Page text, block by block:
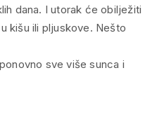
dana. I utorak će obilježiti
kišu ili pljuskove. Nešto
sve više sunca i